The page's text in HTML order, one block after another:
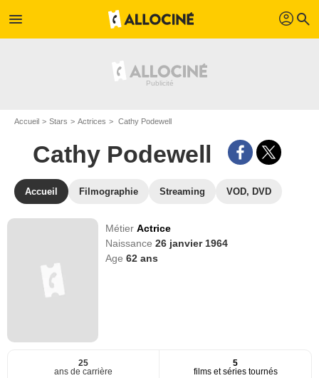
menu profil search
Accueil Stars Actrices Cathy Podewell
Cathy Podewell
Accueil Filmographie Streaming VOD, DVD
MétierActrice
Naissance26 janvier 1964
Age62 ans
25
ans de carrière
5
films et séries tournés